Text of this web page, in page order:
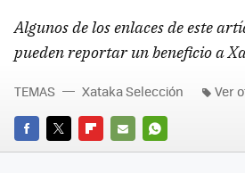
Algunos de los enlaces de este
pueden reportar un beneficio a
FACEBOOK
TWITTERFLIPBOARD
E-
WHATSAPP
TEMAS Xataka Selección Ver